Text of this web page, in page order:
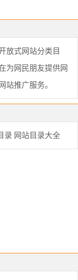
放式网站分类目
为网民朋友提供网
站推广服务。
录 网站目录大全